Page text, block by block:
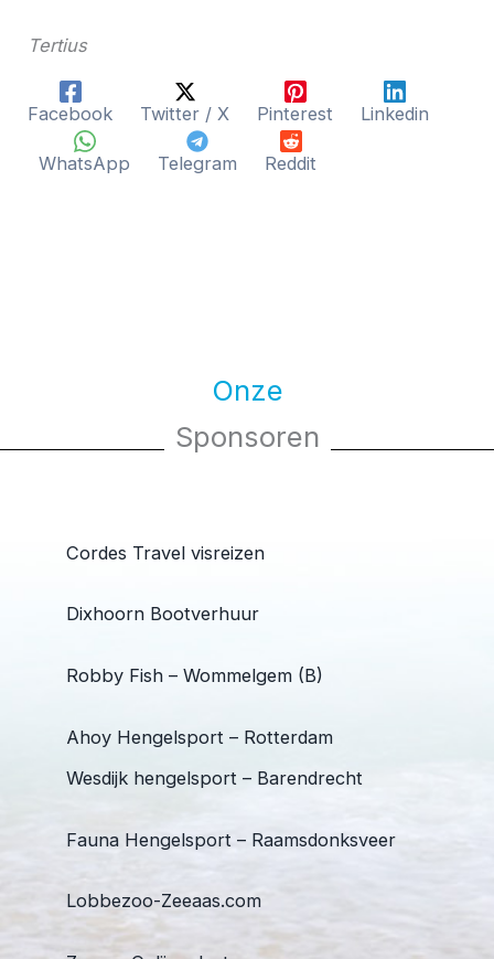
Tertius
Facebook Twitter / X Pinterest Linkedin
WhatsApp Telegram Reddit
Onze
Sponsoren
Cordes Travel visreizen
Dixhoorn Bootverhuur
Robby Fish – Wommelgem (B)
Ahoy Hengelsport – Rotterdam
Wesdijk hengelsport – Barendrecht
Fauna Hengelsport – Raamsdonksveer
Lobbezoo-Zeeaas.com